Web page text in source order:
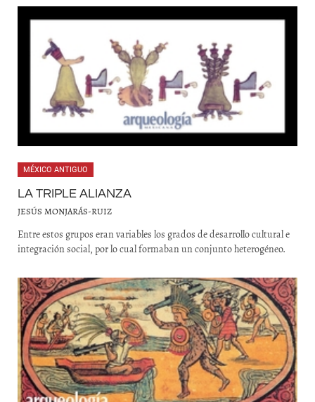
MÉXICO ANTIGUO
LA TRIPLE ALIANZA
JESÚS MONJARÁS-RUIZ
Entre estos grupos eran variables los grados de desarrollo cultural e
integración social, por lo cual formaban un conjunto heterogéneo.